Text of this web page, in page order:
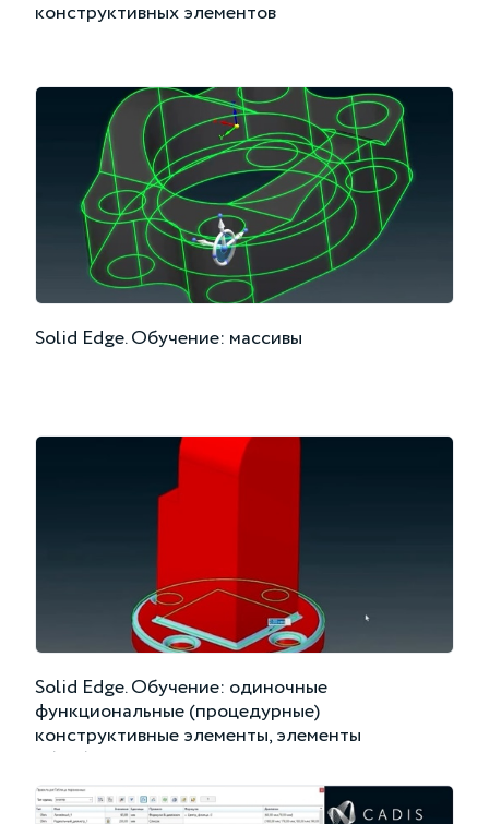
конструктивных элементов
Solid Edge. Обучение: массивы
Solid Edge. Обучение: одиночные
функциональные (процедурные)
конструктивные элементы, элементы